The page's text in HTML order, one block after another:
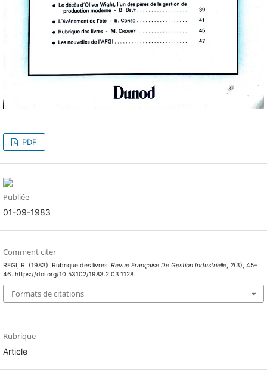
PDF
Publiée
01-09-1983
Comment citer
RFGI, R. (1983). Rubrique des livres. Revue Française De Gestion Industrielle, 2(3), 45–
46. https://doi.org/10.53102/1983.2.03.1128
Formats de citations
Rubrique
Article